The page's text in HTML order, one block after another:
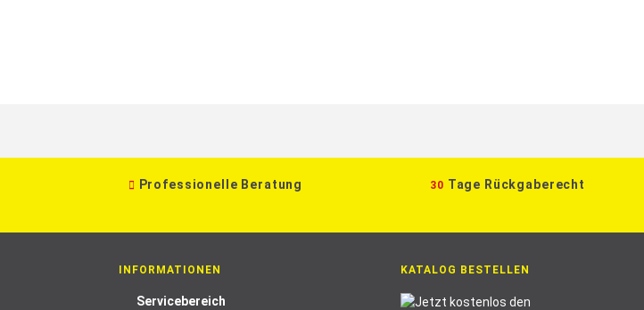
Professionelle Beratung 30 Tage Rückgaberecht
INFORMATIONEN
Servicebereich
KATALOG BESTELLEN